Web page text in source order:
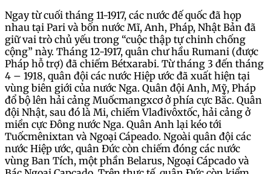
Ngay từ cuối tháng 11-1917, các nước đế quốc đã họp
nhau tại Pari và bốn nước Mĩ, Anh, Pháp, Nhật Bản đã
giữ vai trò chủ yếu trong “cuộc thập tự chinh chống
cộng” này. Tháng 12-1917, quân chư hầu Rumani (được
Pháp hỗ trợ) đã chiếm Bétxarabi. Từ tháng 3 đến tháng
4 – 1918, quân đội các nước Hiệp ước đã xuất hiện tại
vùng biên giới của nước Nga. Quân đội Anh, Mỹ, Pháp
đổ bộ lên hải cảng Muốcmangxcơ ở phía cực Bắc. Quân
đội Nhật, sau đó là Mi, chiếm Vlađivôxtốc, hải cảng ở
miền cực Đông nước Nga. Quân Anh lại kéo tới
Tuốcmênixtan và Ngoại Cápeado. Ngoài quân đội các
nước Hiệp ước, quân Đức còn chiếm đóng các nước
vùng Ban Tích, một phần Belarus, Ngoại Cápcado và